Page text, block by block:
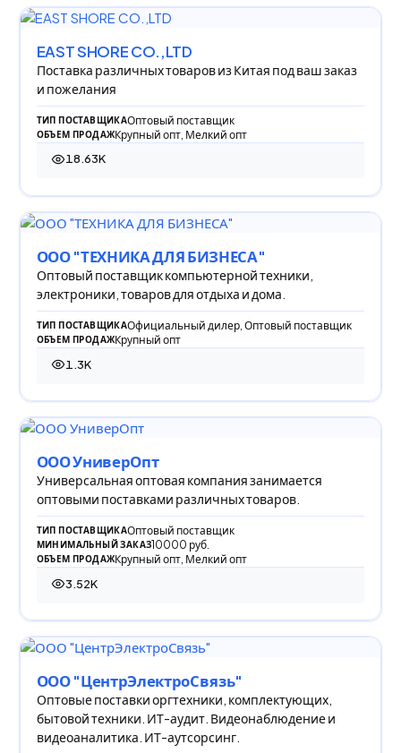
EAST SHORE CO.,LTD
Поставка различных товаров из Китая под ваш заказ
и пожелания
ТИП ПОСТАВЩИКАОптовый поставщик
ОБЪЕМ ПРОДАЖКрупный опт, Мелкий опт
18.63K
18 625 просмотров
ООО "ТЕХНИКА ДЛЯ БИЗНЕСА"
Оптовый поставщик компьютерной техники,
электроники, товаров для отдыха и дома.
ТИП ПОСТАВЩИКАОфициальный дилер, Оптовый поставщик
ОБЪЕМ ПРОДАЖКрупный опт
1.3K
1 300 просмотров
ООО УниверОпт
Универсальная оптовая компания занимается
оптовыми поставками различных товаров.
ТИП ПОСТАВЩИКАОптовый поставщик
МИНИМАЛЬНЫЙ ЗАКАЗ10000 руб.
ОБЪЕМ ПРОДАЖКрупный опт, Мелкий опт
3.52K
3 519 просмотров
ООО "ЦентрЭлектроСвязь"
Оптовые поставки оргтехники, комплектующих,
бытовой техники. ИТ-аудит. Видеонаблюдение и
видеоаналитика. ИТ-аутсорсинг.